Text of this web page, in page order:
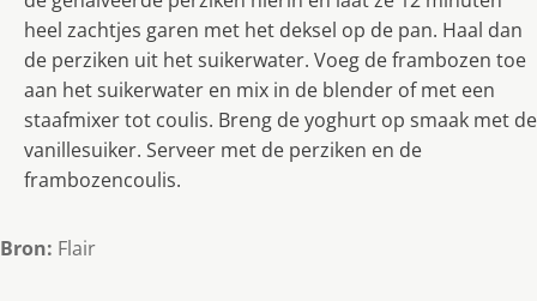
heel zachtjes garen met het deksel op de pan. Haal dan
de perziken uit het suikerwater. Voeg de frambozen toe
aan het suikerwater en mix in de blender of met een
staafmixer tot coulis. Breng de yoghurt op smaak met de
vanillesuiker. Serveer met de perziken en de
frambozencoulis.
Bron: Flair